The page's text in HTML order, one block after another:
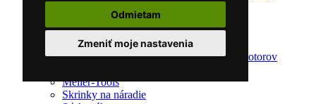
Odmietam
Zmeniť moje nastavenia
Nástroje pre servis motorov
Kliešte pre automechanikov
Svorky na krúžky
Nástroje na diagnostiku a opravu motorov
Meller-Tools
Skrinky na náradie